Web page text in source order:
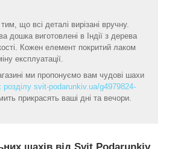
що всі деталі вирізані вручну.
дошка виготовлені в Індії з дерева
Кожен елемент покритий лаком
експлуатації.
ми пропонуємо вам чудові шахи
розділу svit-podarunkiv.ua/g4979824-
прикрасять ваші дні та вечори.
шахів від Svit Podarunkiv